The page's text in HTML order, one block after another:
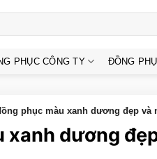
PHỤC CÔNG TY ĐỒNG
phục màu xanh dương đẹp và
xanh dương